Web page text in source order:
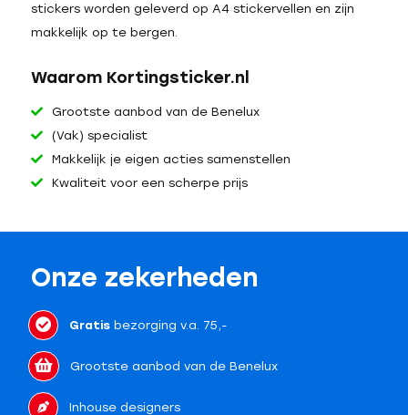
stickers worden geleverd op A4 stickervellen en zijn
makkelijk op te bergen.
Waarom Kortingsticker.nl
Grootste aanbod van de Benelux
(Vak) specialist
Makkelijk je eigen acties samenstellen
Kwaliteit voor een scherpe prijs
Onze zekerheden
Gratisbezorging v.a. 75,-
Grootste aanbod van de Benelux
Inhouse designers